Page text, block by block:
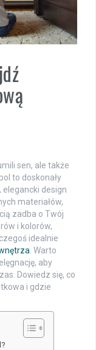
sen, ale także
to doskonały
elegancki design
materiałów,
zadba o Twój
i kolorów,
idealnie
. Warto
aby
Dowiedz się, co
i gdzie